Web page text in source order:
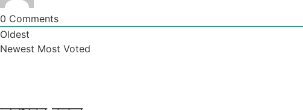
0 Comments
Oldest
Newest Most Voted